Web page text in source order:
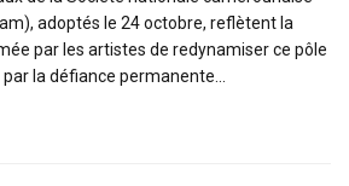
adoptés le 24 octobre, reflètent la
par les artistes de redynamiser ce pôle
la défiance permanente...